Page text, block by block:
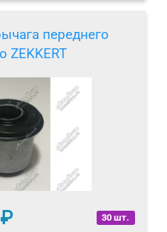
переднего
ZEKKERT
30 шт.
₽